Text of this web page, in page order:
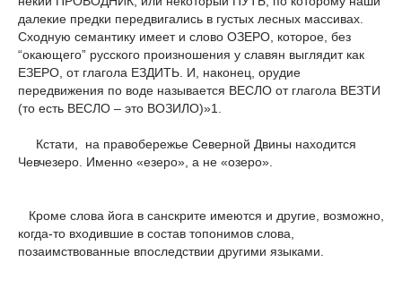
далекие предки передвигались в густых лесных массивах.
Сходную семантику имеет и слово ОЗЕРО, которое, без
“окающего” русского произношения у славян выглядит как
ЕЗЕРО, от глагола ЕЗДИТЬ. И, наконец, орудие
передвижения по воде называется ВЕСЛО от глагола ВЕЗТИ
(то есть ВЕСЛО – это ВОЗИЛО)»1.
Кстати, на правобережье Северной Двины находится
Чевчезеро. Именно «езеро», а не «озеро».
Кроме слова йога в санскрите имеются и другие, возможно,
когда-то входившие в состав топонимов слова,
позаимствованные впоследствии другими языками.